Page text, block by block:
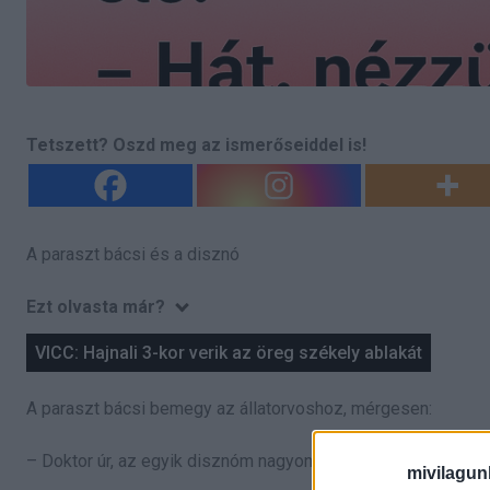
Tetszett? Oszd meg az ismerőseiddel is!
A paraszt bácsi és a disznó
Ezt olvasta már?
VICC: Hajnali 3-kor verik az öreg székely ablakát
A paraszt bácsi bemegy az állatorvoshoz, mérgesen:
– Doktor úr, az egyik disznóm nagyon furcsán viselkedik!